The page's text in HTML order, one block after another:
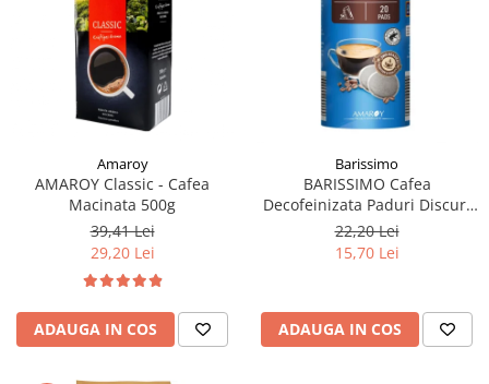
Amaroy
AMAROY Classic - Cafea
Macinata 500g
39,41 Lei
29,20 Lei
ADAUGA IN COS
Barissimo
BARISSIMO Cafea
Decofeinizata Paduri Discuri
Senseo 62mm Monodoze
20buc - 140g
22,20 Lei
15,70 Lei
ADAUGA IN COS